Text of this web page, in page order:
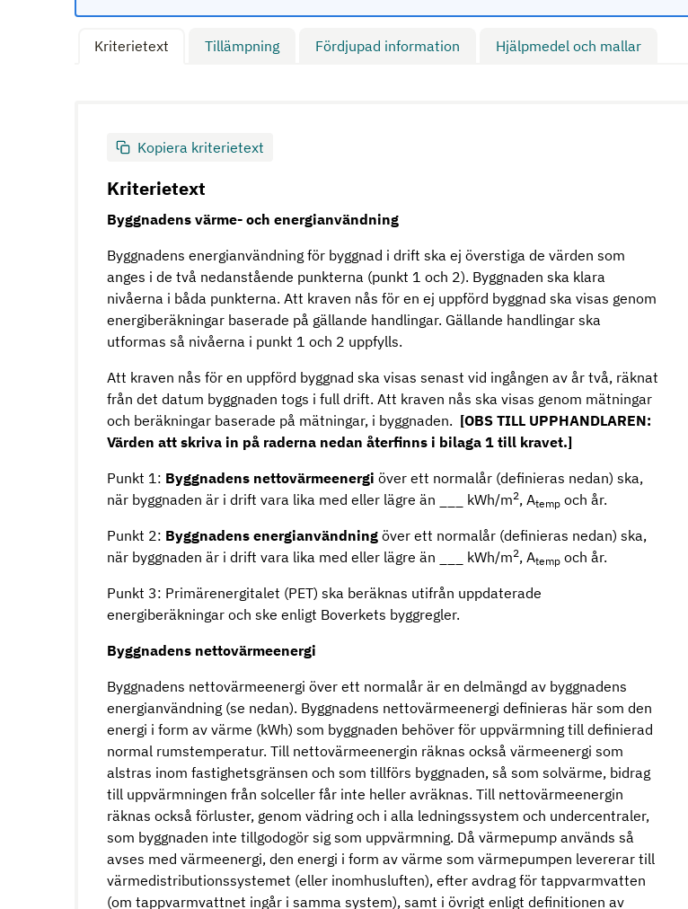
Kriterietext Tillämpning Fördjupad information Hjälpmedel och mallar
Kopiera kriterietext
Kriterietext
Byggnadens värme- och energianvändning
Byggnadens energianvändning för byggnad i drift ska ej överstiga de värden som
anges i de två nedanstående punkterna (punkt 1 och 2). Byggnaden ska klara
nivåerna i båda punkterna. Att kraven nås för en ej uppförd byggnad ska visas genom
energiberäkningar baserade på gällande handlingar. Gällande handlingar ska
utformas så nivåerna i punkt 1 och 2 uppfylls.
Att kraven nås för en uppförd byggnad ska visas senast vid ingången av år två, räknat
från det datum byggnaden togs i full drift. Att kraven nås ska visas genom mätningar
och beräkningar baserade på mätningar, i byggnaden. [OBS TILL UPPHANDLAREN:
Värden att skriva in på raderna nedan återfinns i bilaga 1 till kravet.]
Punkt 1: Byggnadens nettovärmeenergi över ett normalår (definieras nedan) ska,
när byggnaden är i drift vara lika med eller lägre än ___ kWh/m2, Atemp och år.
Punkt 2: Byggnadens energianvändning över ett normalår (definieras nedan) ska,
när byggnaden är i drift vara lika med eller lägre än ___ kWh/m2, Atemp och år.
Punkt 3: Primärenergitalet (PET) ska beräknas utifrån uppdaterade
energiberäkningar och ske enligt Boverkets byggregler.
Byggnadens nettovärmeenergi
Byggnadens nettovärmeenergi över ett normalår är en delmängd av byggnadens
energianvändning (se nedan). Byggnadens nettovärmeenergi definieras här som den
energi i form av värme (kWh) som byggnaden behöver för uppvärmning till definierad
normal rumstemperatur. Till nettovärmeenergin räknas också värmeenergi som
alstras inom fastighetsgränsen och som tillförs byggnaden, så som solvärme, bidrag
till uppvärmningen från solceller får inte heller avräknas. Till nettovärmeenergin
räknas också förluster, genom vädring och i alla ledningssystem och undercentraler,
som byggnaden inte tillgodogör sig som uppvärmning. Då värmepump används så
avses med värmeenergi, den energi i form av värme som värmepumpen levererar till
värmedistributionssystemet (eller inomhusluften), efter avdrag för tappvarmvatten
(om tappvarmvattnet ingår i samma system), samt i övrigt enligt definitionen av